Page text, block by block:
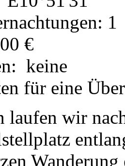
1
€
keine
für eine
laufen wir